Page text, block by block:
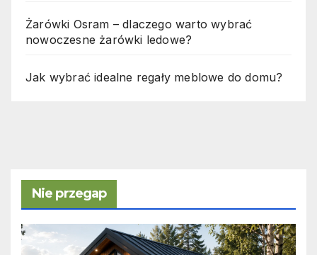
Żarówki Osram – dlaczego warto wybrać
nowoczesne żarówki ledowe?
Jak wybrać idealne regały meblowe do domu?
Nie przegap